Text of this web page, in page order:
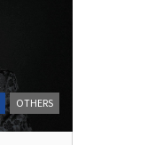
OTHERS